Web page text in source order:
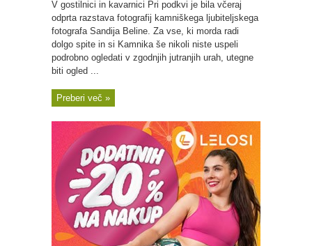
V gostilnici in kavarnici Pri podkvi je bila včeraj
odprta razstava fotografij kamniškega ljubiteljskega
fotografa Sandija Beline. Za vse, ki morda radi
dolgo spite in si Kamnika še nikoli niste uspeli
podrobno ogledati v zgodnjih jutranjih urah, utegne
biti ogled ...
Preberi več »